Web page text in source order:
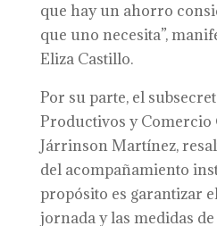
que hay un ahorro
que uno necesita”,
Eliza Castillo.
Por su parte, el
Productivos y Comercio
Járrinson Martínez,
del acompañamiento
propósito es garantizar
jornada y las medidas